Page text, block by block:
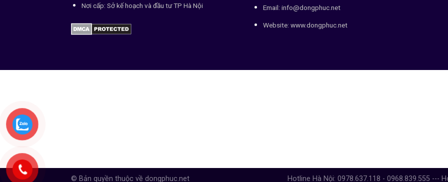
Nơi cấp: Sở kế hoạch và đầu tư TP Hà Nội Email: info@dongphuc.net
Website:www.dongphuc.net
Hotline Hà Nội: 0978.637.118 - 0968.839.555 ---
© Bản quyền thuộc về dongphuc.net